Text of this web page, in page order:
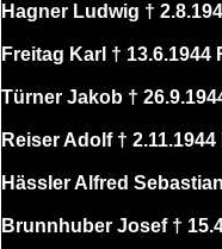
Hagner Ludwig †
Freitag Karl †
Türner Jakob †
Reiser Adolf †
Hässler Alfred
Brunnhuber Josef †